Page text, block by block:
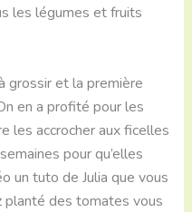
les légumes et fruits
grossir et la première
en a profité pour les
les accrocher aux ficelles
pour qu’elles
un tuto de Julia que vous
planté des tomates vous